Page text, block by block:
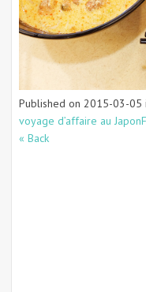
Published on 2015-03-05
voyage d’affaire au Japon
« Back